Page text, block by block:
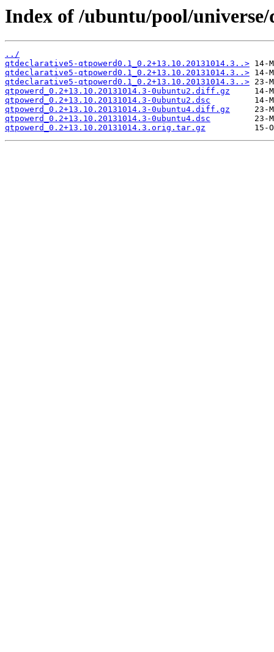
Index of /ubuntu/pool/
../
qtdeclarative5-qtpowerd0.1_0.2+13.10.20131014.3..>
qtdeclarative5-qtpowerd0.1_0.2+13.10.20131014.3..>
qtdeclarative5-qtpowerd0.1_0.2+13.10.20131014.3..>
qtpowerd_0.2+13.10.20131014.3-0ubuntu2.diff.gz
qtpowerd_0.2+13.10.20131014.3-0ubuntu2.dsc
qtpowerd_0.2+13.10.20131014.3-0ubuntu4.diff.gz
qtpowerd_0.2+13.10.20131014.3-0ubuntu4.dsc
qtpowerd_0.2+13.10.20131014.3.orig.tar.gz